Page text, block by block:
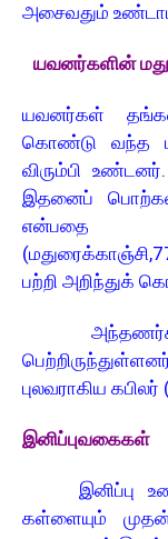
அசைவதும்
யவனர்களின் மது
யவனர்கள் தங்கள்
கொண்டு வந்த
விரும்பி
இதனைப்
என்பதை
பற்றி அறிந்துக்
புலவராகிய கபிலர்
இனிப்புவகைகள்
இனிப்பு
கள்ளையும்